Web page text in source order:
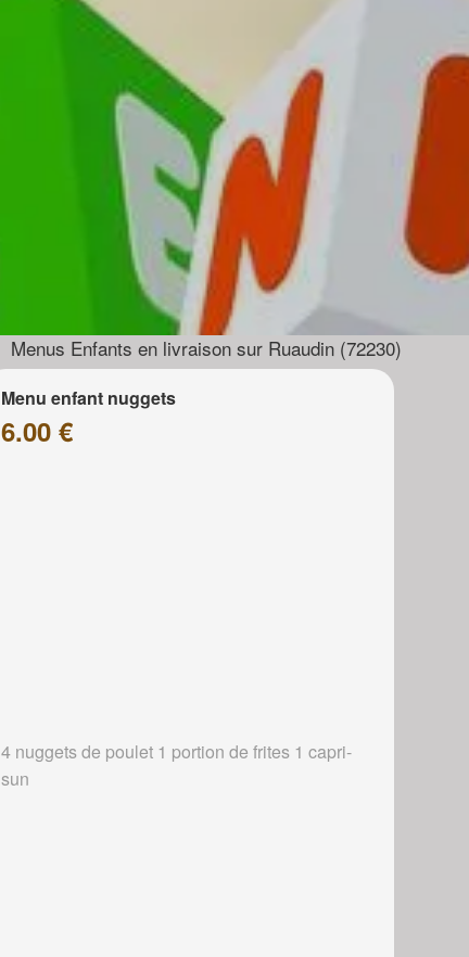
Menus Enfants en livraison sur Ruaudin (72230)
Menu enfant nuggets
6.00 €
4 nuggets de poulet 1 portion de frites 1 capri-
sun